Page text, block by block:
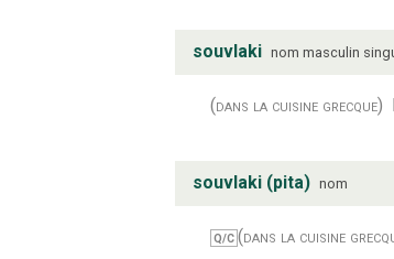
souvlaki nom masculin
(dans la cuisine grecque)
souvlaki (pita) nom
Q/C (dans la cuisine